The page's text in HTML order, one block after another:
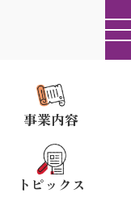
事業内容
トピックス